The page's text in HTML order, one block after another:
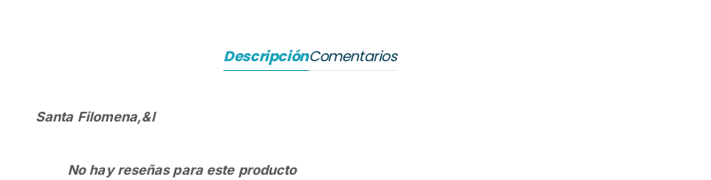
DescripciónComentarios
Santa Filomena,&l
No hay reseñas para este producto